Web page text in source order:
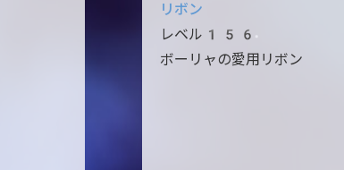
リボン
レベル156
ボーリャの愛用リボン